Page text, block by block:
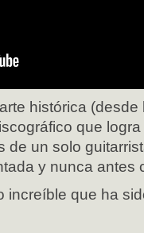
histórica
que
de un solo
y nunca antes
increíble que ha